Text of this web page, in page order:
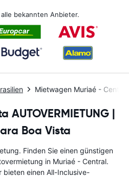
bekannten Anbieter.
Mietwagen Muriaé - Central
AUTOVERMIETUNG |
Boa Vista
Finden Sie einen günstigen
in Muriaé - Central.
bieten einen All-Inclusive-